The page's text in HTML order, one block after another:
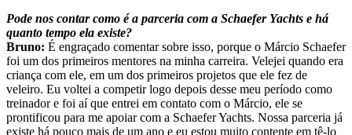
Pode nos contar como é a parceria com a Schaefer Yachts e há
quanto tempo ela existe?
Bruno: É engraçado comentar sobre isso, porque o Márcio Schaefer
foi um dos primeiros mentores na minha carreira. Velejei quando era
criança com ele, em um dos primeiros projetos que ele fez de
veleiro. Eu voltei a competir logo depois desse meu período como
treinador e foi aí que entrei em contato com o Márcio, ele se
prontificou para me apoiar com a Schaefer Yachts. Nossa parceria já
existe há pouco mais de um ano e eu estou muito contente em tê-lo